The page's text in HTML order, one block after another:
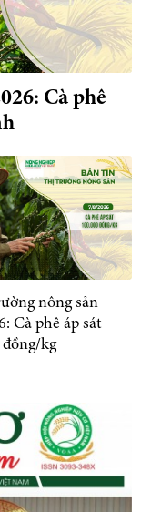
Cà phê
nông sản
Cà phê áp sát
đồng/kg